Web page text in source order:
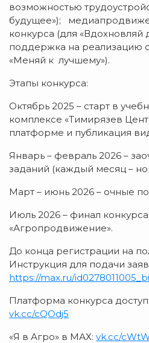
возможностью
будущее»);
конкурса (для «Вдохновляй
поддержка на реализацию
«Меняй к лучшему»).
Этапы конкурса:
Октябрь 2025 – старт в
комплексе «Тимирязев
платформе и публикация
Январь – февраль 2026 –
заданий (каждый месяц –
Март – июнь 2026 – очные
Июль 2026 – финал
«Агропродвижение».
До конца регистрации на
Инструкция для подачи
https://max.ru/
Платформа конкурса
vk.cc/cQOdj5
«Я в Агро» в МАХ: vk.cc/